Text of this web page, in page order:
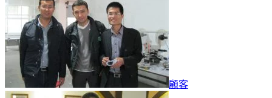
顧客